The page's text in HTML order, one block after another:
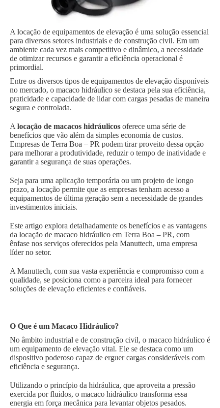
A locação de equipamentos de elevação é uma solução essencial
para diversos setores industriais e de construção civil. Em um
ambiente cada vez mais competitivo e dinâmico, a necessidade
de otimizar recursos e garantir a eficiência operacional é
primordial.
Entre os diversos tipos de equipamentos de elevação disponíveis
no mercado, o macaco hidráulico se destaca pela sua eficiência,
praticidade e capacidade de lidar com cargas pesadas de maneira
segura e controlada.
A locação de macacos hidráulicos oferece uma série de
benefícios que vão além da simples economia de custos.
Empresas de Terra Boa – PR podem tirar proveito dessa opção
para melhorar a produtividade, reduzir o tempo de inatividade e
garantir a segurança de suas operações.
Seja para uma aplicação temporária ou um projeto de longo
prazo, a locação permite que as empresas tenham acesso a
equipamentos de última geração sem a necessidade de grandes
investimentos iniciais.
Este artigo explora detalhadamente os benefícios e as vantagens
da locação de macaco hidráulico em Terra Boa – PR, com
ênfase nos serviços oferecidos pela Manuttech, uma empresa
líder no setor.
A Manuttech, com sua vasta experiência e compromisso com a
qualidade, se posiciona como a parceira ideal para fornecer
soluções de elevação eficientes e confiáveis.
O Que é um Macaco Hidráulico?
No âmbito industrial e de construção civil, o macaco hidráulico é
um equipamento de elevação vital. Ele se destaca como um
dispositivo poderoso capaz de erguer cargas consideráveis com
eficiência e segurança.
Utilizando o princípio da hidráulica, que aproveita a pressão
exercida por fluidos, o macaco hidráulico transforma essa
energia em força mecânica para levantar objetos pesados.